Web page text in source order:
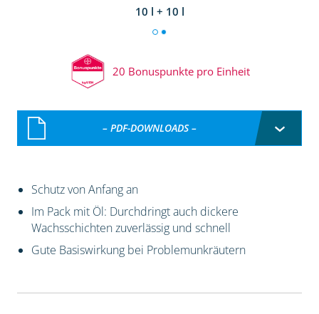
10 l + 10 l
20 Bonuspunkte pro Einheit
– PDF-DOWNLOADS –
Schutz von Anfang an
Im Pack mit Öl: Durchdringt auch dickere
Wachsschichten zuverlässig und schnell
Gute Basiswirkung bei Problemunkräutern